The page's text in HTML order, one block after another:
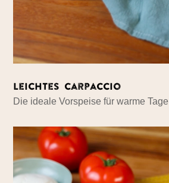
Leichtes Carpaccio
Die ideale Vorspeise für warme Tage